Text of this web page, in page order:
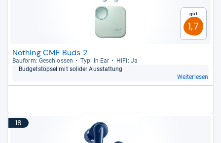
Gut
1,7
Nothing CMF Buds 2
Bau­form: Geschlos­sen Typ: In-​Ear
HiFi: Ja
Bud­get­stöp­sel mit soli­der Aus­stat­tung
Weiterlesen
18